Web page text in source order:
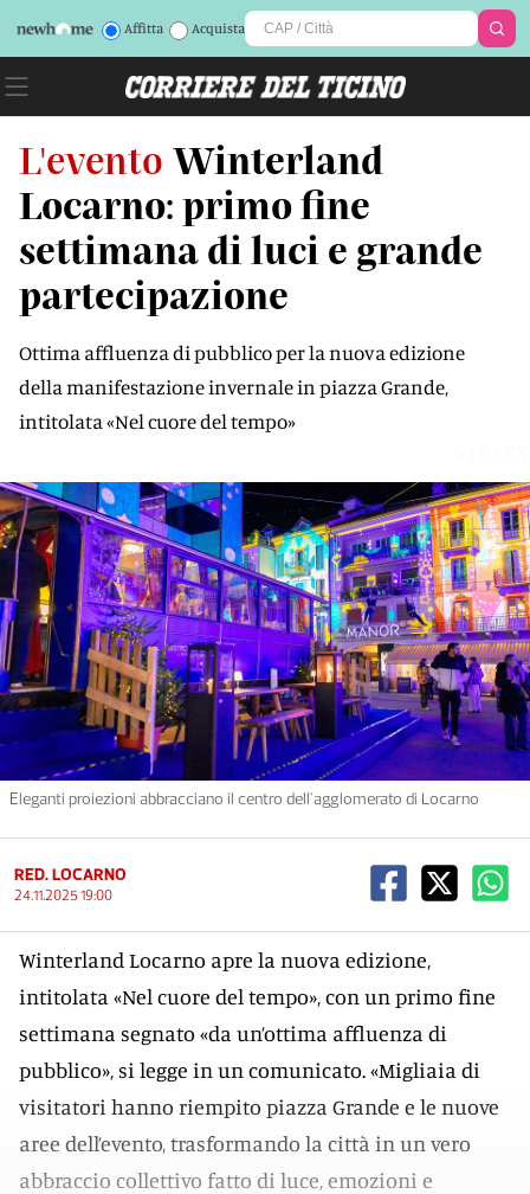
Affitta Acquista
L'evento Winterland
Locarno: primo fine
settimana di luci e grande
partecipazione
Ottima affluenza di pubblico per la nuova edizione
della manifestazione invernale in piazza Grande,
intitolata «Nel cuore del tempo»
Eleganti proiezioni abbracciano il centro dell'agglomerato di Locarno
RED. LOCARNO
24.11.2025 19:00
Winterland Locarno apre la nuova edizione,
intitolata «Nel cuore del tempo», con un primo fine
settimana segnato «da un’ottima affluenza di
pubblico», si legge in un comunicato. «Migliaia di
visitatori hanno riempito piazza Grande e le nuove
aree dell’evento, trasformando la città in un vero
abbraccio collettivo fatto di luce, emozioni e